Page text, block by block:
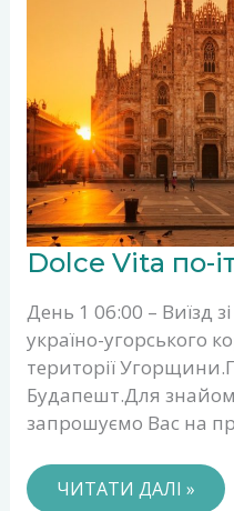
Dolce Vita по-
День 1 06:00 – Виїзд
україно-угорського
території
Будапешт.Для
запрошуємо Вас на
DOLCE
VITA
ІТАЛІЙСЬКИ
ЧИТАТИ ДАЛІ »